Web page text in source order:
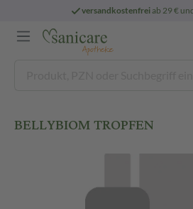
versandkostenfreiab 29 €
BELLYBIOM TROPFEN